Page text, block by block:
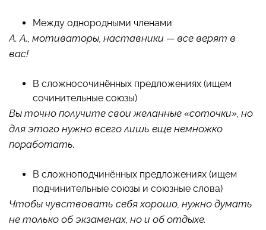
Между однородными членами
А. А., мотиваторы, наставники — все верят в
вас!
В сложносочинённых предложениях (ищем
сочинительные союзы)
Вы точно получите свои желанные «соточки», но
для этого нужно всего лишь еще немножко
поработать.
В сложноподчинённых предложениях (ищем
подчинительные союзы и союзные слова)
Чтобы чувствовать себя хорошо, нужно думать
не только об экзаменах, но и об отдыхе.